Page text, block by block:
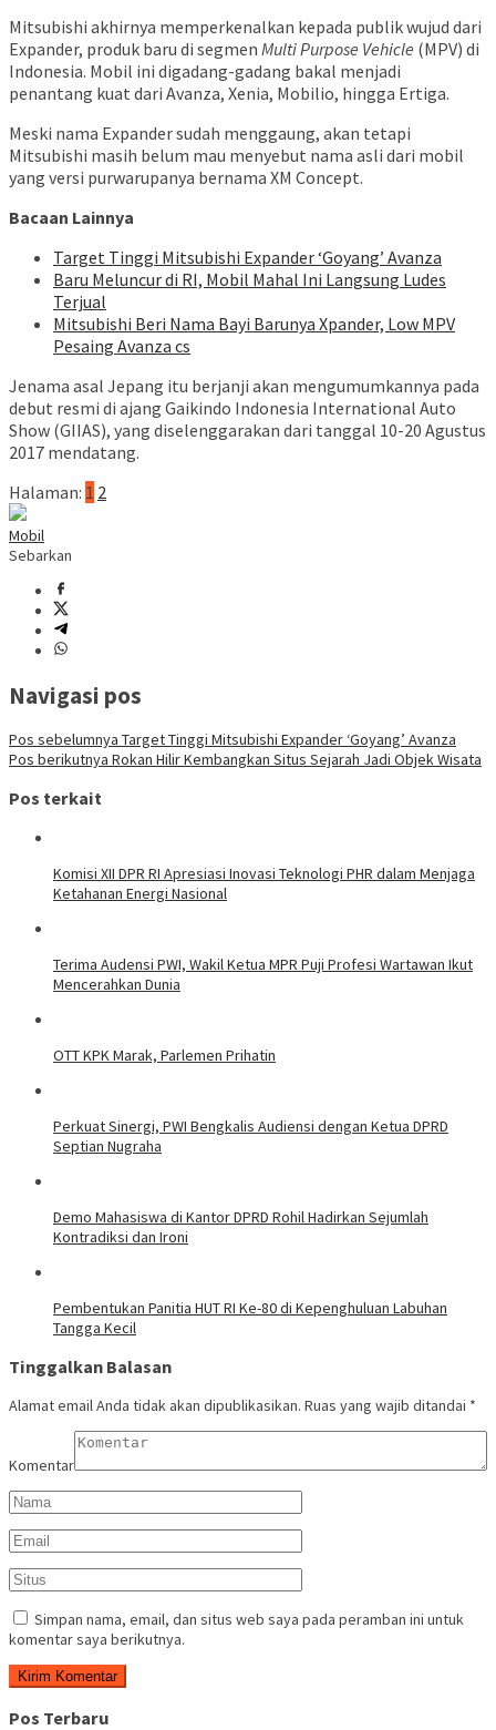
Mitsubishi akhirnya memperkenalkan kepada publik wujud dari
Expander, produk baru di segmen Multi Purpose Vehicle (MPV) di
Indonesia. Mobil ini digadang-gadang bakal menjadi
penantang kuat dari Avanza, Xenia, Mobilio, hingga Ertiga.
Meski nama Expander sudah menggaung, akan tetapi
Mitsubishi masih belum mau menyebut nama asli dari mobil
yang versi purwarupanya bernama XM Concept.
Bacaan Lainnya
Target Tinggi Mitsubishi Expander ‘Goyang’ Avanza
Baru Meluncur di RI, Mobil Mahal Ini Langsung Ludes
Terjual
Mitsubishi Beri Nama Bayi Barunya Xpander, Low MPV
Pesaing Avanza cs
Jenama asal Jepang itu berjanji akan mengumumkannya pada
debut resmi di ajang Gaikindo Indonesia International Auto
Show (GIIAS), yang diselenggarakan dari tanggal 10-20 Agustus
2017 mendatang.
Halaman: 1 2
Mobil
Sebarkan
Navigasi pos
Pos sebelumnya Target Tinggi Mitsubishi Expander ‘Goyang’ Avanza
Pos berikutnya Rokan Hilir Kembangkan Situs Sejarah Jadi Objek Wisata
Pos terkait
Komisi XII DPR RI Apresiasi Inovasi Teknologi PHR dalam Menjaga
Ketahanan Energi Nasional
Terima Audensi PWI, Wakil Ketua MPR Puji Profesi Wartawan Ikut
Mencerahkan Dunia
OTT KPK Marak, Parlemen Prihatin
Perkuat Sinergi, PWI Bengkalis Audiensi dengan Ketua DPRD
Septian Nugraha
Demo Mahasiswa di Kantor DPRD Rohil Hadirkan Sejumlah
Kontradiksi dan Ironi
Pembentukan Panitia HUT RI Ke-80 di Kepenghuluan Labuhan
Tangga Kecil
Tinggalkan Balasan
Alamat email Anda tidak akan dipublikasikan. Ruas yang wajib ditandai *
Komentar
Simpan nama, email, dan situs web saya pada peramban ini untuk
komentar saya berikutnya.
Pos Terbaru